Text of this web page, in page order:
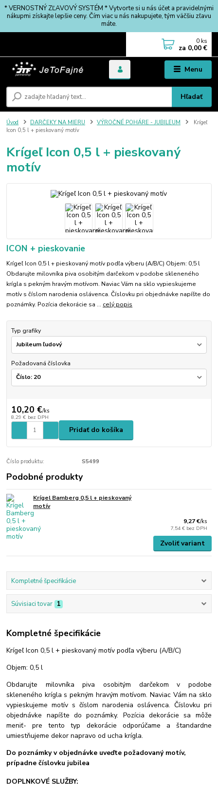
* VERNOSTNÝ ZĽAVOVÝ SYSTÉM * Vytvorte si u nás účet a pravidelnými
nákupmi získajte lepšie ceny. Čím viac u nás nakupujete, tým väčšiu zľavu
máte.
Menu
Hľadať
0 ks
za 0,00 €
Úvod DARČEKY NA MIERU VÝROČNÉ POHÁRE - JUBILEUM
Krígeľ
Icon 0,5 l + pieskovaný motív
Krígeľ Icon 0,5 l + pieskovaný
motív
ICON + pieskovanie
Krígeľ Icon 0,5 l + pieskovaný motív podľa výberu (A/B/C) Objem: 0,5 l
Obdarujte milovníka piva osobitým darčekom v podobe skleneného
krígla s pekným hravým motívom. Naviac Vám na sklo vypieskujeme
motív s číslom narodenia oslávenca. Číslovku pri objednávke napíšte do
poznámky. Pozícia dekorácie sa ... celý popis
Typ grafiky
Požadovaná číslovka
10,20 €/ks
8,29 € bez DPH
Pridať do košíka
Číslo produktu: S5499
Podobné produkty
Krígel Bamberg 0,5 l + pieskovaný
motív
9,27 €/ks
7,54 € bez DPH
Zvoliť variant
Kompletné špecifikácie
Súvisiaci tovar 1
Kompletné špecifikácie
Krígeľ Icon 0,5 l + pieskovaný motív podľa výberu (A/B/C)
Objem: 0,5 l
Obdarujte milovníka piva osobitým darčekom v podobe
skleneného krígla s pekným hravým motívom. Naviac Vám na sklo
vypieskujeme motív s číslom narodenia oslávenca. Číslovku pri
objednávke napíšte do poznámky. Pozícia dekorácie sa môže
meniť- pre tento typ dekorácie odporúčame a štandardne
umiestňujeme dekor napravo od ucha krígla.
Do poznámky v objednávke uveďte požadovaný motív,
prípadne číslovku jubilea
DOPLNKOVÉ SLUŽBY: